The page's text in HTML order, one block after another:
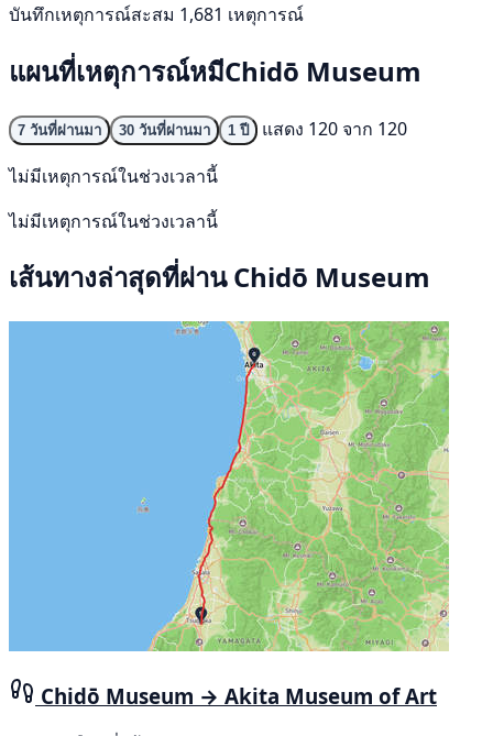
บันทึกเหตุการณ์สะสม 1,681 เหตุการณ์
แผนที่เหตุการณ์หมีChidō Museum
7 วันที่ผ่านมา 30 วันที่ผ่านมา 1 ปี
แสดง 120 จาก 120
ไม่มีเหตุการณ์ในช่วงเวลานี้
ไม่มีเหตุการณ์ในช่วงเวลานี้
เส้นทางล่าสุดที่ผ่าน Chidō Museum
Chidō Museum → Akita Museum of Art